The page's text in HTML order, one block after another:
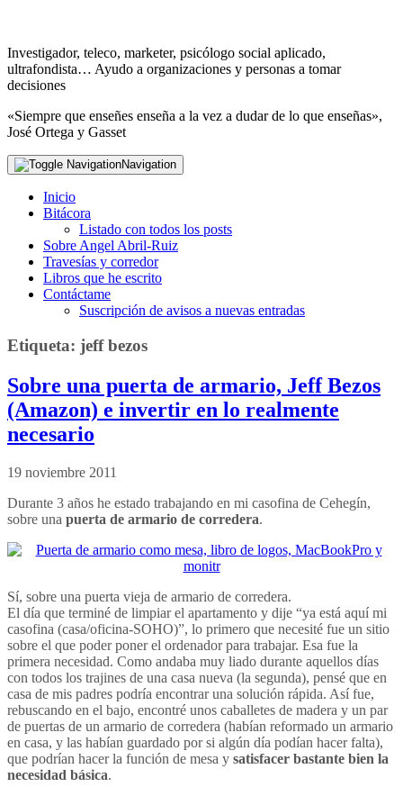
Investigador, teleco, marketer, psicólogo social aplicado,
ultrafondista… Ayudo a organizaciones y personas a tomar
decisiones
«Siempre que enseñes enseña a la vez a dudar de lo que enseñas»,
José Ortega y Gasset
Navigation
Inicio
Bitácora
Listado con todos los posts
Sobre Angel Abril-Ruiz
Travesías y corredor
Libros que he escrito
Contáctame
Suscripción de avisos a nuevas entradas
Etiqueta: jeff bezos
Sobre una puerta de armario, Jeff Bezos
(Amazon) e invertir en lo realmente
necesario
19 noviembre 2011
Durante 3 años he estado trabajando en mi casofina de Cehegín,
sobre una puerta de armario de corredera.
Sí, sobre una puerta vieja de armario de corredera.
El día que terminé de limpiar el apartamento y dije “ya está aquí mi
casofina (casa/oficina-SOHO)”, lo primero que necesité fue un sitio
sobre el que poder poner el ordenador para trabajar. Esa fue la
primera necesidad. Como andaba muy liado durante aquellos días
con todos los trajines de una casa nueva (la segunda), pensé que en
casa de mis padres podría encontrar una solución rápida. Así fue,
rebuscando en el bajo, encontré unos caballetes de madera y un par
de puertas de un armario de corredera (habían reformado un armario
en casa, y las habían guardado por si algún día podían hacer falta),
que podrían hacer la función de mesa y satisfacer bastante bien la
necesidad básica.